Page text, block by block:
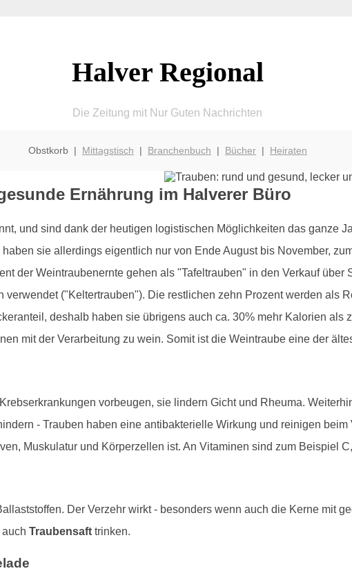
Halver Regional
Die Zeitung mit Nur Guten Nachrichten
Obstkorb | Mittagstisch | Branchenbuch | Bücher| Heiraten
Ernährung im Halverer Büro
und sind dank der heutigen logistischen Möglichkeiten das ganze
sie allerdings eigentlich nur von Ende August bis November,
der Weintraubenernte gehen als "Tafeltrauben" in den Verkauf über
verwendet ("Keltertrauben"). Die restlichen zehn Prozent werden als
deshalb haben sie übrigens auch ca. 30% mehr Kalorien als
mit der Verarbeitung zu wein. Somit ist die Weintraube eine der
vorbeugen, sie lindern Gicht und Rheuma.
- Trauben haben eine antibakterielle Wirkung und reinigen
Muskulatur und Körperzellen ist. An Vitaminen sind zum Beispiel
Der Verzehr wirkt - besonders wenn auch die Kerne mit
Traubensafttrinken.